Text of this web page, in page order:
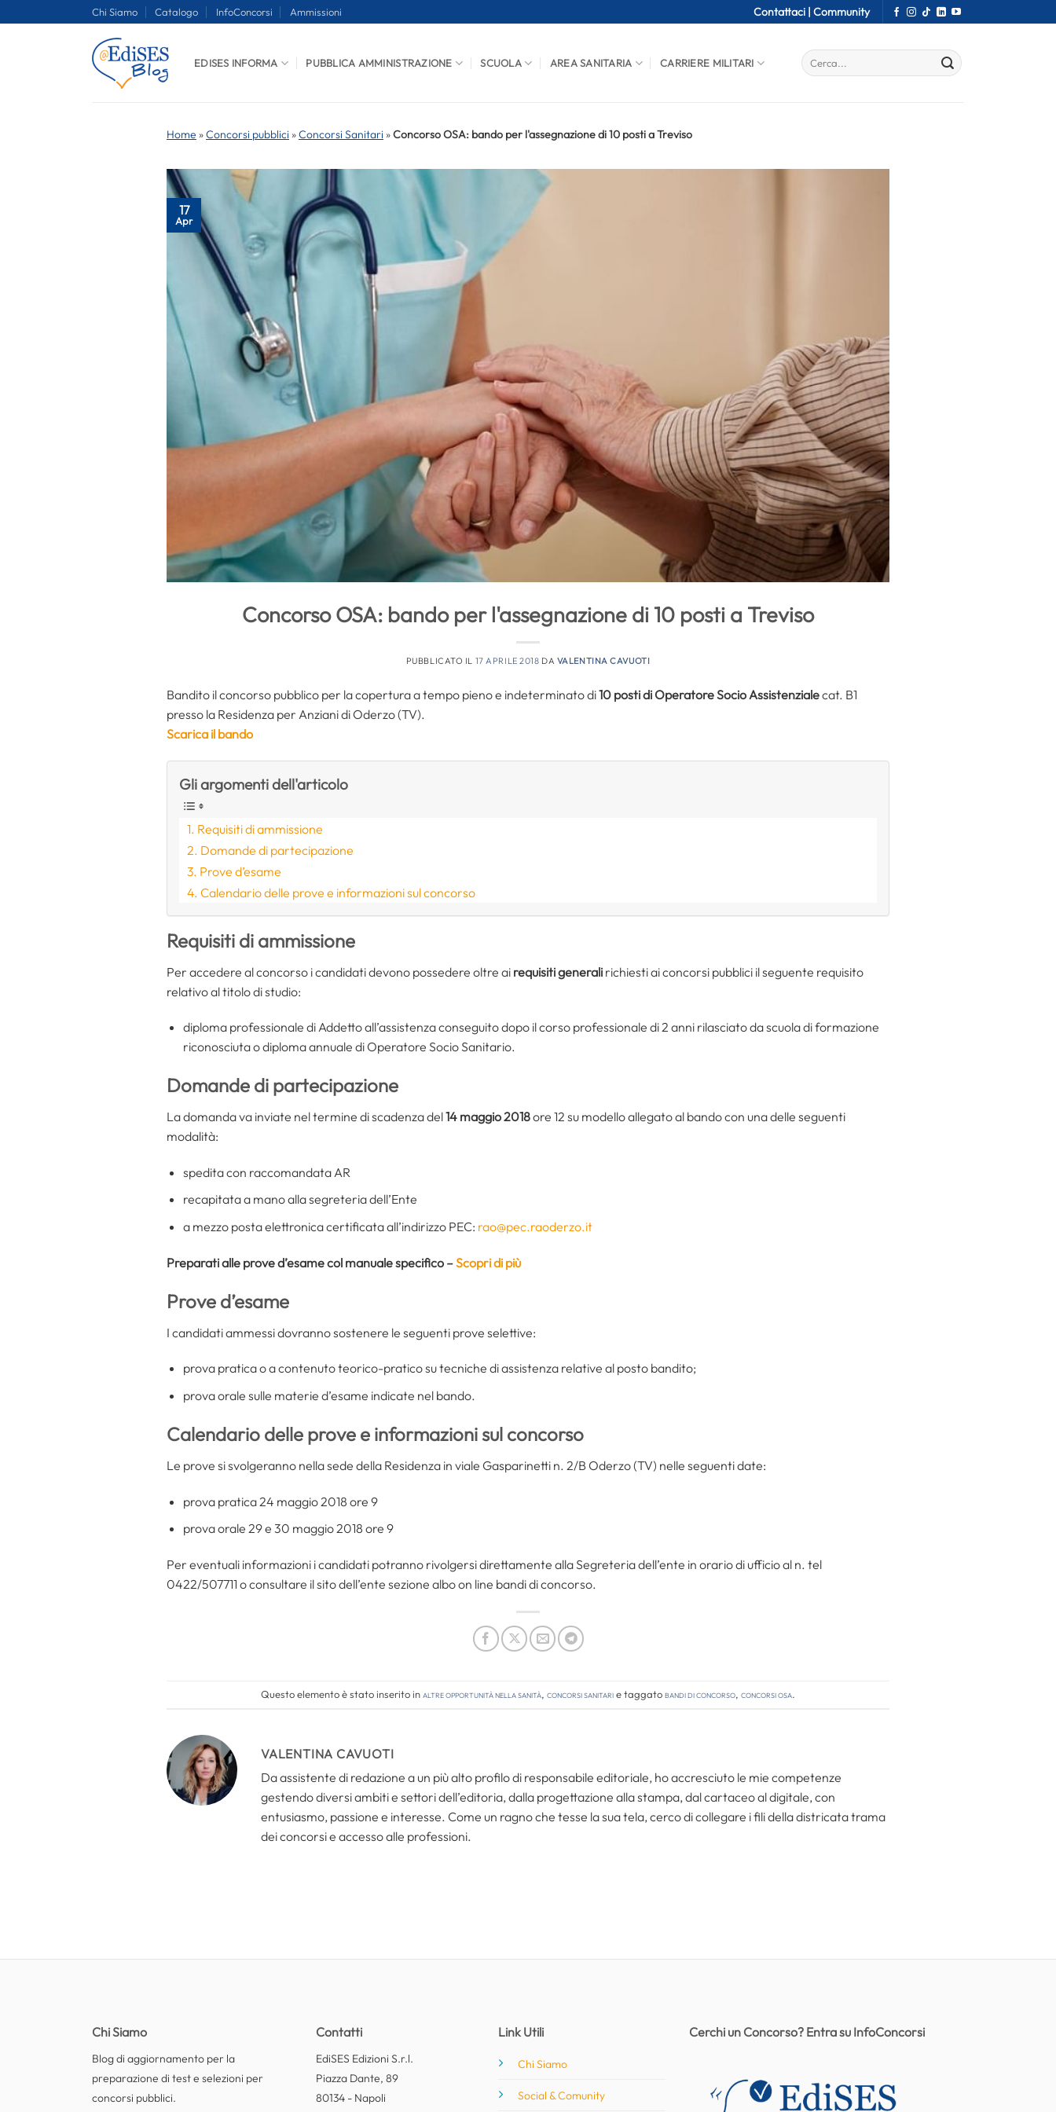
Chi Siamo Catalogo InfoConcorsi Ammissioni Contattaci | Community
EDISES INFORMA PUBBLICA AMMINISTRAZIONE SCUOLA AREA SANITARIA CARRIERE MILITARI
Home »Concorsi pubblici »Concorsi Sanitari »Concorso OSA: bando per l'assegnazione di 10 posti a Treviso
17
Apr
Concorso OSA: bando per l'assegnazione di 10 posti a Treviso
PUBBLICATO IL 17 APRILE 2018 DA VALENTINA CAVUOTI
Bandito il concorso pubblico per la copertura a tempo pieno e indeterminato di10 posti di Operatore Socio Assistenzialecat. B1
presso la Residenza per Anziani di Oderzo (TV).
Scarica il bando
Gli argomenti dell'articolo
Requisiti di ammissione
Domande di partecipazione
Prove d’esame
Calendario delle prove e informazioni sul concorso
Requisiti di ammissione
Per accedere al concorso i candidati devono possedere oltre ai requisiti generali richiesti ai concorsi pubblici il seguente requisito
relativo al titolo di studio:
diploma professionale di Addetto all’assistenza conseguito dopo il corso professionale di 2 anni rilasciato da scuola di formazione
riconosciuta o diploma annuale di Operatore Socio Sanitario.
Domande di partecipazione
La domanda va inviate nel termine di scadenza del14 maggio 2018ore 12 su modello allegato al bando con una delle seguenti
modalità:
spedita con raccomandata AR
recapitata a mano alla segreteria dell’Ente
a mezzo posta elettronica certificata all’indirizzo PEC: rao@pec.raoderzo.it
Preparati alle prove d’esame col manuale specifico –Scopri di più
Prove d’esame
I candidati ammessi dovranno sostenere le seguenti prove selettive:
prova pratica o a contenuto teorico-pratico su tecniche di assistenza relative al posto bandito;
prova orale sulle materie d’esame indicate nel bando.
Calendario delle prove e informazioni sul concorso
Le prove si svolgeranno nella sede della Residenza in viale Gasparinetti n. 2/B Oderzo (TV) nelle seguenti date:
prova pratica 24 maggio 2018 ore 9
prova orale 29 e 30 maggio 2018 ore 9
Per eventuali informazioni i candidati potranno rivolgersi direttamente alla Segreteria dell’ente in orario di ufficio al n. tel
0422/507711 o consultare il sito dell’ente sezione albo on line bandi di concorso.
Questo elemento è stato inserito inAltre opportunità nella sanità, Concorsi Sanitarie taggatobandi di concorso, concorsi OSA.
VALENTINA CAVUOTI
Da assistente di redazione a un più alto profilo di responsabile editoriale, ho accresciuto le mie competenze
gestendo diversi ambiti e settori dell’editoria, dalla progettazione alla stampa, dal cartaceo al digitale, con
entusiasmo, passione e interesse. Come un ragno che tesse la sua tela, cerco di collegare i fili della districata trama
dei concorsi e accesso alle professioni.
Chi Siamo
Blog di aggiornamento per la
preparazione di test e selezioni per
concorsi pubblici.
Contatti
EdiSES Edizioni S.r.l.
Piazza Dante, 89
80134 - Napoli
Link Utili
Chi Siamo
Social & Comunity
Cerchi un Concorso? Entra su InfoConcorsi